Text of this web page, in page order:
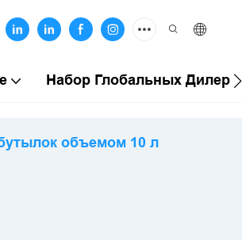
Набор Глобальных
объемом 10 л